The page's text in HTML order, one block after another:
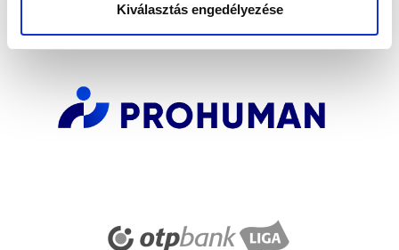
Kiválasztás engedélyezése
SZPONZOROK